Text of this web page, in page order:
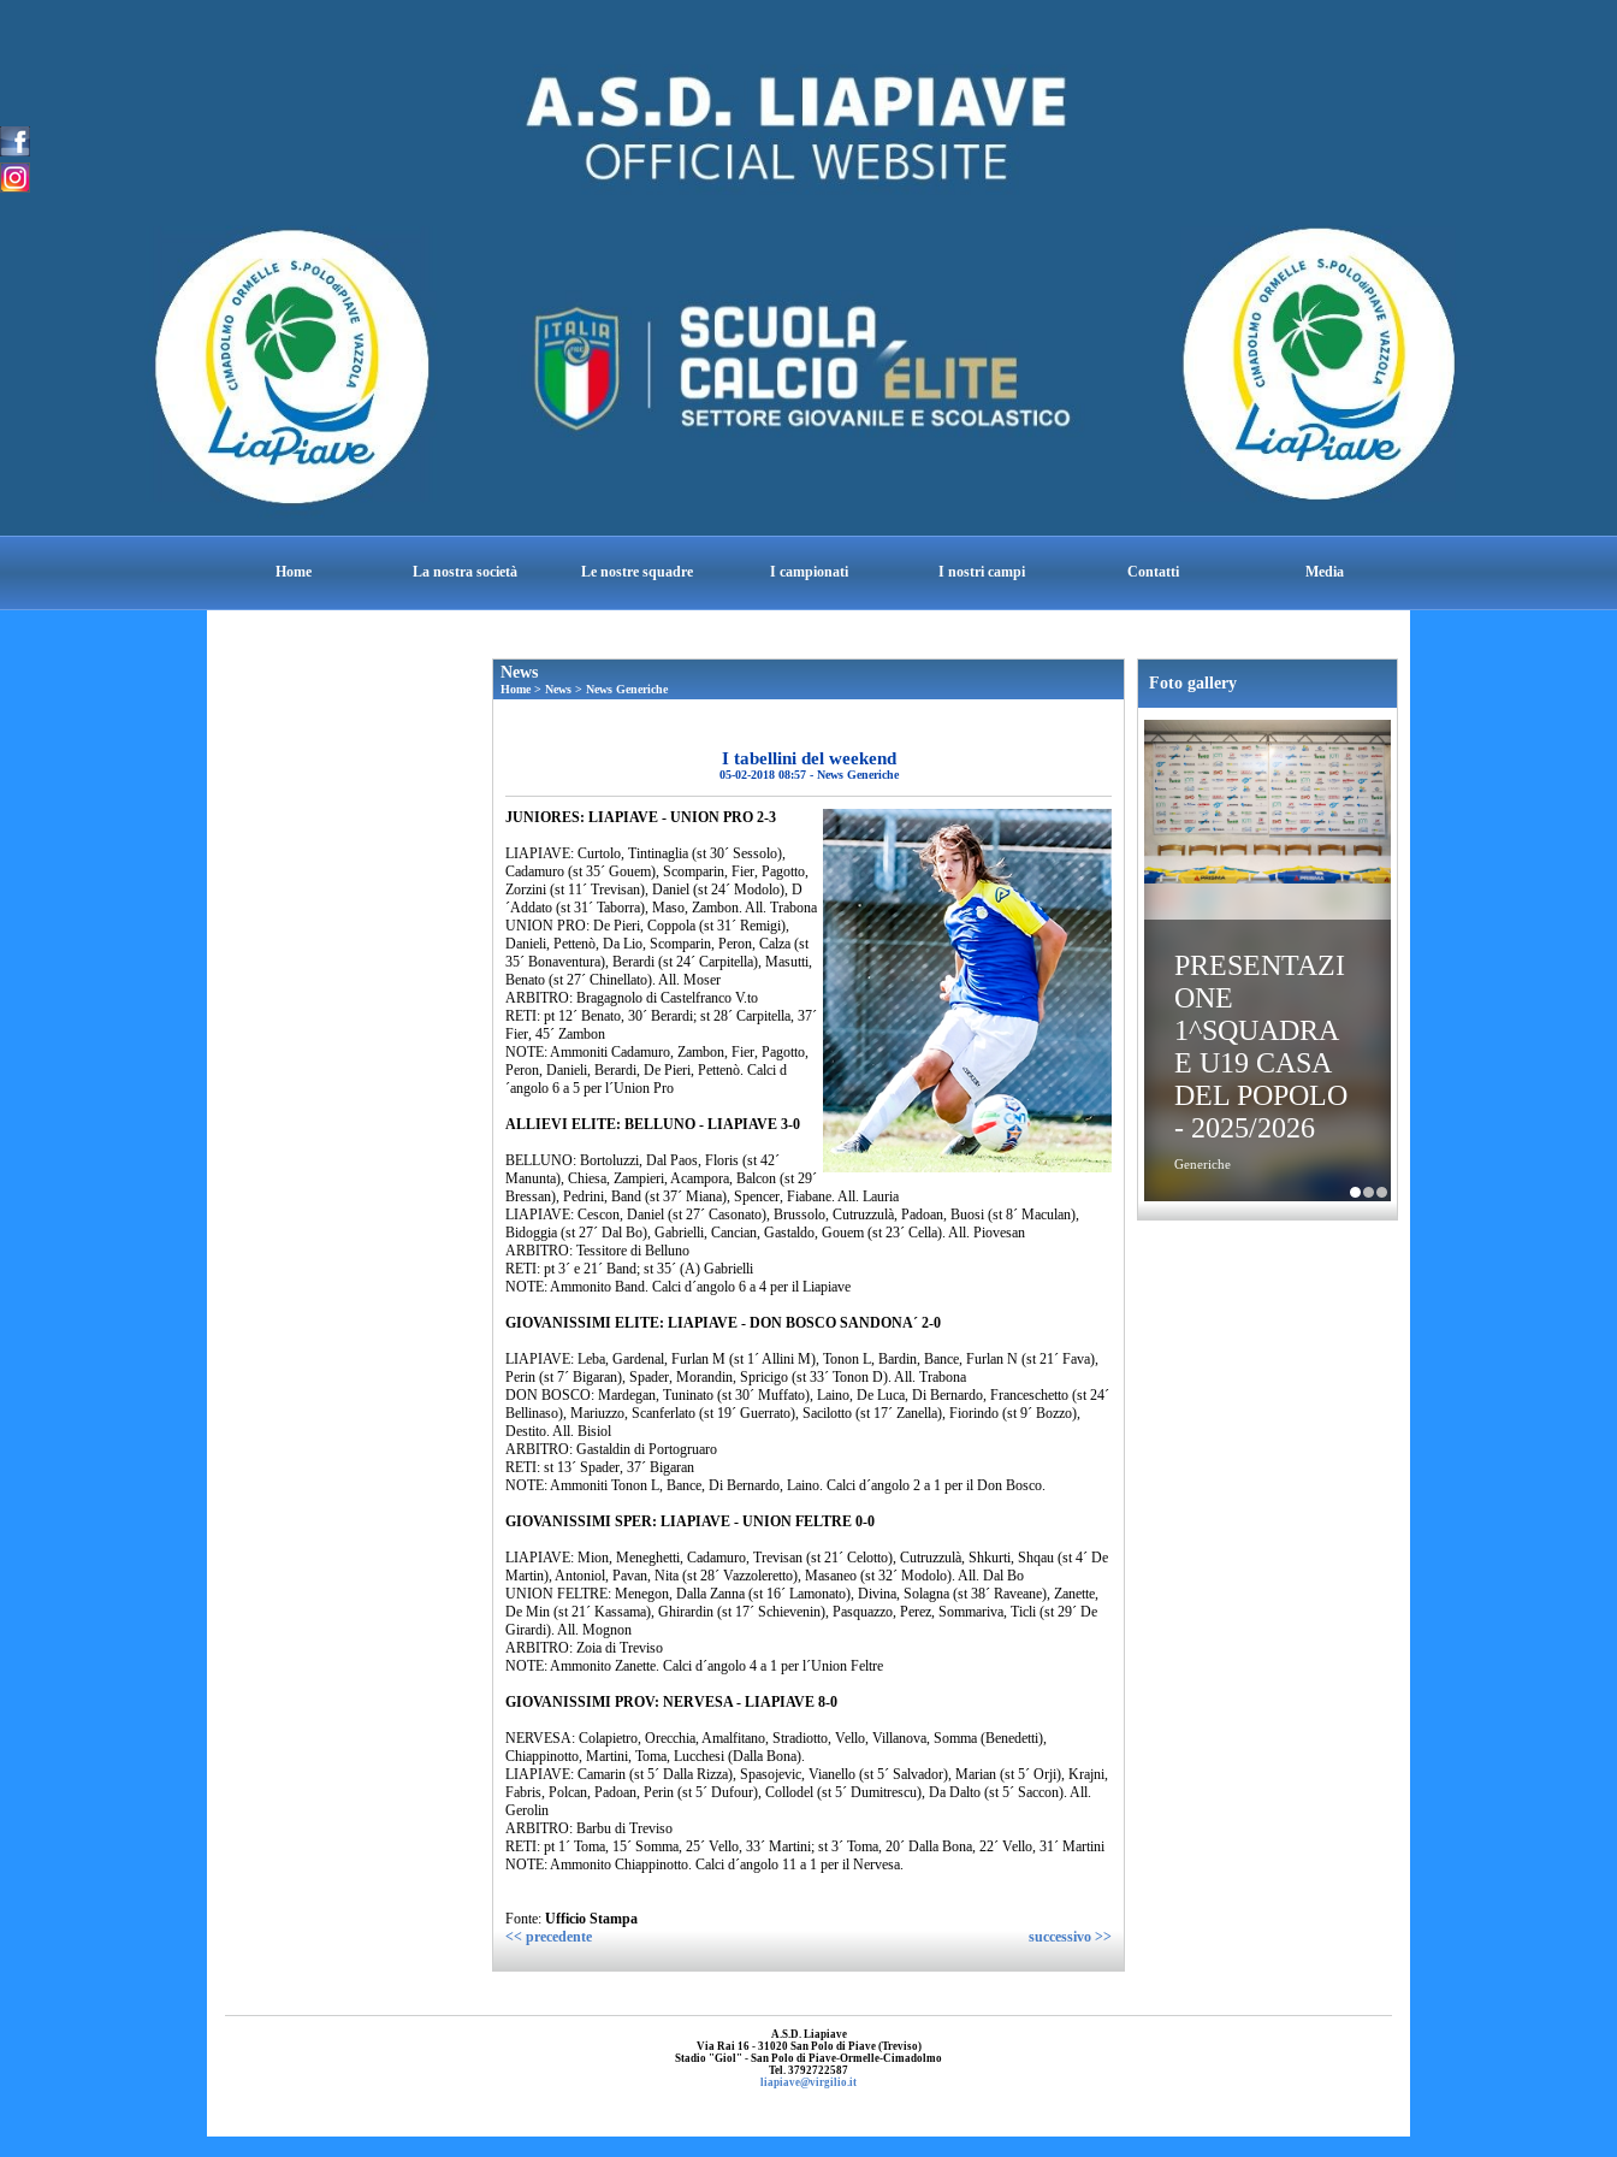
Home La nostra società Le nostre squadre I campionati I nostri campi Contatti Media
News
Home> News> News Generiche
I tabellini del weekend
05-02-2018 08:57- News Generiche
JUNIORES: LIAPIAVE - UNION PRO 2-3
LIAPIAVE: Curtolo, Tintinaglia (st 30´ Sessolo),
Cadamuro (st 35´ Gouem), Scomparin, Fier, Pagotto,
Zorzini (st 11´ Trevisan), Daniel (st 24´ Modolo), D
´Addato (st 31´ Taborra), Maso, Zambon. All. Trabona
UNION PRO: De Pieri, Coppola (st 31´ Remigi),
Danieli, Pettenò, Da Lio, Scomparin, Peron, Calza (st
35´ Bonaventura), Berardi (st 24´ Carpitella), Masutti,
Benato (st 27´ Chinellato). All. Moser
ARBITRO: Bragagnolo di Castelfranco V.to
RETI: pt 12´ Benato, 30´ Berardi; st 28´ Carpitella, 37´
Fier, 45´ Zambon
NOTE: Ammoniti Cadamuro, Zambon, Fier, Pagotto,
Peron, Danieli, Berardi, De Pieri, Pettenò. Calci d
´angolo 6 a 5 per l´Union Pro
ALLIEVI ELITE: BELLUNO - LIAPIAVE 3-0
BELLUNO: Bortoluzzi, Dal Paos, Floris (st 42´
Manunta), Chiesa, Zampieri, Acampora, Balcon (st 29´
Bressan), Pedrini, Band (st 37´ Miana), Spencer, Fiabane. All. Lauria
LIAPIAVE: Cescon, Daniel (st 27´ Casonato), Brussolo, Cutruzzulà, Padoan, Buosi (st 8´ Maculan),
Bidoggia (st 27´ Dal Bo), Gabrielli, Cancian, Gastaldo, Gouem (st 23´ Cella). All. Piovesan
ARBITRO: Tessitore di Belluno
RETI: pt 3´ e 21´ Band; st 35´ (A) Gabrielli
NOTE: Ammonito Band. Calci d´angolo 6 a 4 per il Liapiave
GIOVANISSIMI ELITE: LIAPIAVE - DON BOSCO SANDONA´ 2-0
LIAPIAVE: Leba, Gardenal, Furlan M (st 1´ Allini M), Tonon L, Bardin, Bance, Furlan N (st 21´ Fava),
Perin (st 7´ Bigaran), Spader, Morandin, Spricigo (st 33´ Tonon D). All. Trabona
DON BOSCO: Mardegan, Tuninato (st 30´ Muffato), Laino, De Luca, Di Bernardo, Franceschetto (st 24´
Bellinaso), Mariuzzo, Scanferlato (st 19´ Guerrato), Sacilotto (st 17´ Zanella), Fiorindo (st 9´ Bozzo),
Destito. All. Bisiol
ARBITRO: Gastaldin di Portogruaro
RETI: st 13´ Spader, 37´ Bigaran
NOTE: Ammoniti Tonon L, Bance, Di Bernardo, Laino. Calci d´angolo 2 a 1 per il Don Bosco.
GIOVANISSIMI SPER: LIAPIAVE - UNION FELTRE 0-0
LIAPIAVE: Mion, Meneghetti, Cadamuro, Trevisan (st 21´ Celotto), Cutruzzulà, Shkurti, Shqau (st 4´ De
Martin), Antoniol, Pavan, Nita (st 28´ Vazzoleretto), Masaneo (st 32´ Modolo). All. Dal Bo
UNION FELTRE: Menegon, Dalla Zanna (st 16´ Lamonato), Divina, Solagna (st 38´ Raveane), Zanette,
De Min (st 21´ Kassama), Ghirardin (st 17´ Schievenin), Pasquazzo, Perez, Sommariva, Ticli (st 29´ De
Girardi). All. Mognon
ARBITRO: Zoia di Treviso
NOTE: Ammonito Zanette. Calci d´angolo 4 a 1 per l´Union Feltre
GIOVANISSIMI PROV: NERVESA - LIAPIAVE 8-0
NERVESA: Colapietro, Orecchia, Amalfitano, Stradiotto, Vello, Villanova, Somma (Benedetti),
Chiappinotto, Martini, Toma, Lucchesi (Dalla Bona).
LIAPIAVE: Camarin (st 5´ Dalla Rizza), Spasojevic, Vianello (st 5´ Salvador), Marian (st 5´ Orji), Krajni,
Fabris, Polcan, Padoan, Perin (st 5´ Dufour), Collodel (st 5´ Dumitrescu), Da Dalto (st 5´ Saccon). All.
Gerolin
ARBITRO: Barbu di Treviso
RETI: pt 1´ Toma, 15´ Somma, 25´ Vello, 33´ Martini; st 3´ Toma, 20´ Dalla Bona, 22´ Vello, 31´ Martini
NOTE: Ammonito Chiappinotto. Calci d´angolo 11 a 1 per il Nervesa.
Fonte: Ufficio Stampa
<< precedente
successivo >>
Foto gallery
PRESENTAZI
ONE
1^SQUADRA
E U19 CASA
DEL POPOLO
- 2025/2026
Generiche
A.S.D. Liapiave
Via Rai 16 - 31020 San Polo di Piave (Treviso)
Stadio "Giol" - San Polo di Piave-Ormelle-Cimadolmo
Tel. 3792722587
liapiave@virgilio.it